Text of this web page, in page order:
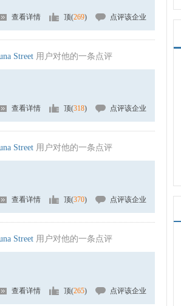
查看详情 顶(269) 点评该企业
Street 用户对他的一条点评
查看详情 顶(318) 点评该企业
Street 用户对他的一条点评
查看详情 顶(370) 点评该企业
Street 用户对他的一条点评
查看详情 顶(265) 点评该企业